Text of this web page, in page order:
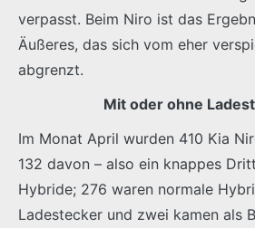
verpasst. Beim Niro ist das
Äußeres, das sich vom eher
abgrenzt.
Mit oder ohne
Im Monat April wurden 410 Kia
132 davon – also ein knappes
Hybride; 276 waren normale
Ladestecker und zwei kamen als